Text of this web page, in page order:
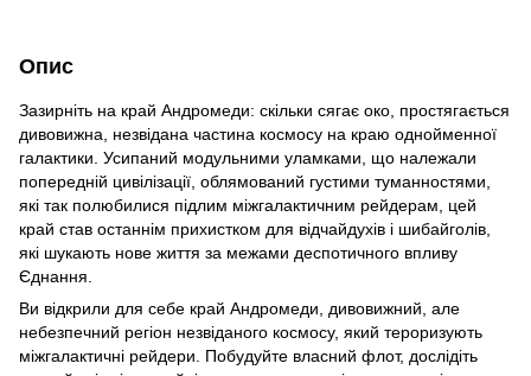
Опис
Зазирніть на край Андромеди: скільки сягає око, простягається
дивовижна, незвідана частина космосу на краю однойменної
галактики. Усипаний модульними уламками, що належали
попередній цивілізації, облямований густими туманностями,
які так полюбилися підлим міжгалактичним рейдерам, цей
край став останнім прихистком для відчайдухів і шибайголів,
які шукають нове життя за межами деспотичного впливу
Єднання.
Ви відкрили для себе край Андромеди, дивовижний, але
небезпечний регіон незвіданого космосу, який тероризують
міжгалактичні рейдери. Побудуйте власний флот, дослідіть